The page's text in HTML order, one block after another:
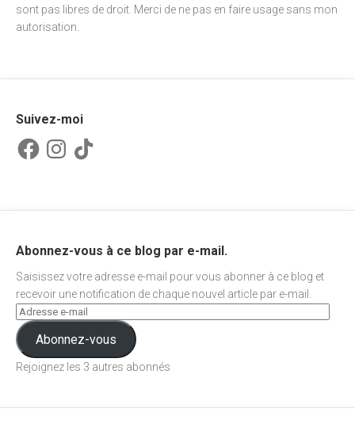
sont pas libres de droit. Merci de ne pas en faire usage sans mon
autorisation.
Suivez-moi
FacebookInstagram
TikTok
Abonnez-vous à ce blog par e-mail.
Saisissez votre adresse e-mail pour vous abonner à ce blog et
recevoir une notification de chaque nouvel article par e-mail.
Abonnez-vous
Rejoignez les 3 autres abonnés